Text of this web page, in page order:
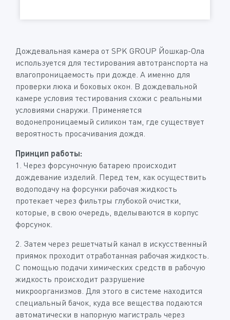
Дождевальная камера от SPK GROUP Йошкар-Ола
используется для тестирования автотранспорта на
влагопроницаемость при дожде. А именно для
проверки люка и боковых окон. В дождевальной
камере условия тестирования схожи с реальными
условиями снаружи. Применяется
водонепроницаемый силикон там, где существует
вероятность просачивания дождя.
Принцип работы:
1. Через форсуночную батарею происходит
дождевание изделий. Перед тем, как осуществить
водоподачу на форсунки рабочая жидкость
протекает через фильтры глубокой очистки,
которые, в свою очередь, вделываются в корпус
форсунок.
2. Затем через решетчатый канал в искусственный
приямок проходит отработанная рабочая жидкость.
С помощью подачи химических средств в рабочую
жидкость происходит разрушение
микроорганизмов. Для этого в системе находится
специальный бачок, куда все вещества подаются
автоматически в напорную магистраль через